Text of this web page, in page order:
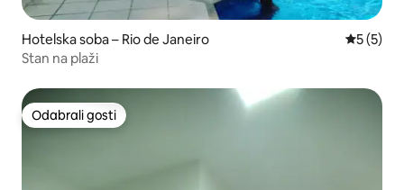
Hotelska soba – Rio de Janeiro
5 (5)
Stan na plaži
Odabrali gosti
Odabrali gosti